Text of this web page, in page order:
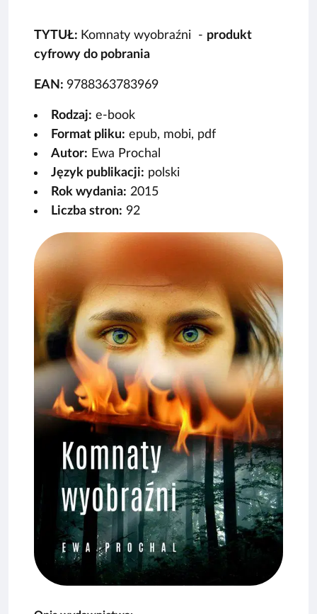
TYTUŁ: Komnaty wyobraźni - produkt
cyfrowy do pobrania
EAN: 9788363783969
Rodzaj: e-book
Format pliku: epub, mobi, pdf
Autor: Ewa Prochal
Język publikacji: polski
Rok wydania: 2015
Liczba stron: 92